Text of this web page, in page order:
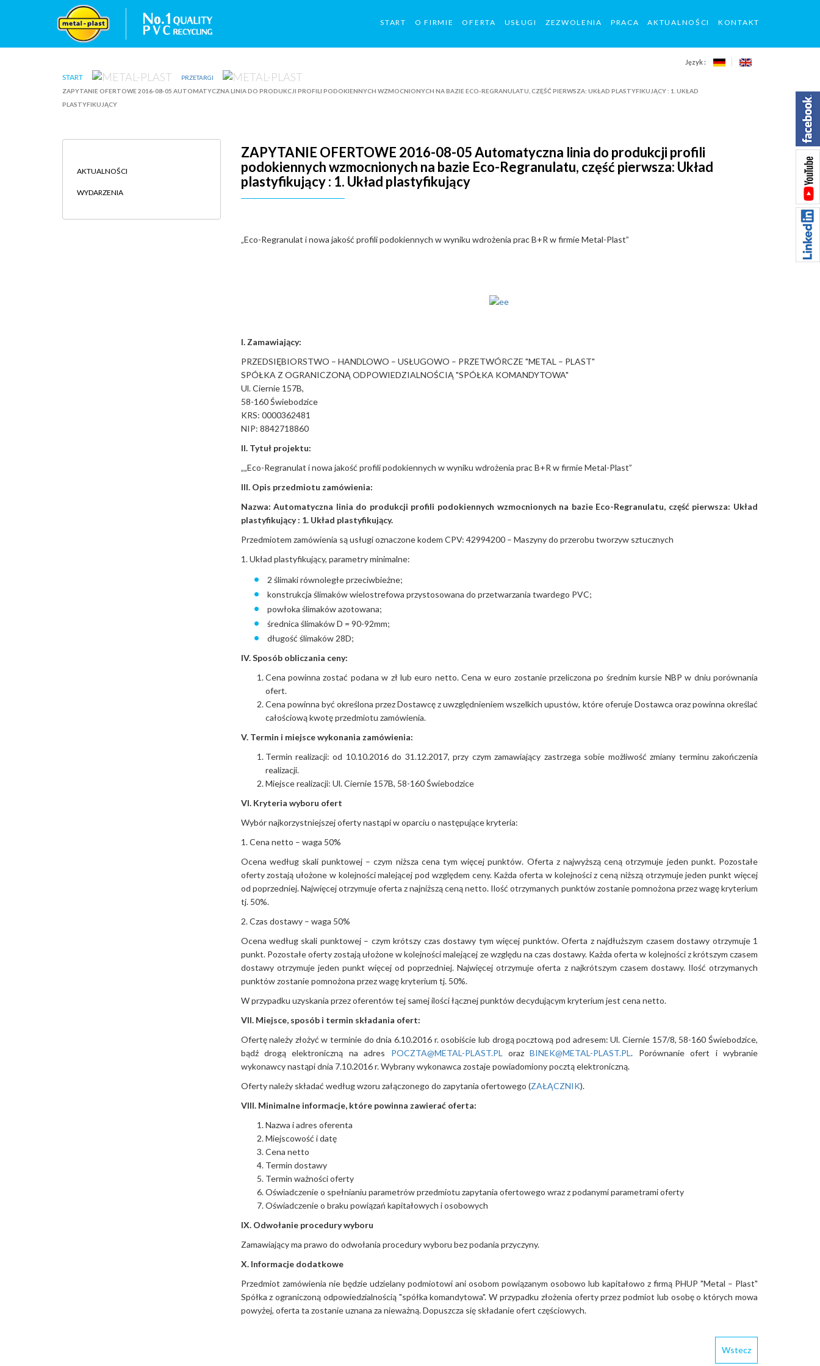
START O FIRMIE OFERTA USŁUGI ZEZWOLENIA PRACA AKTUALNOŚCI KONTAKT
Język :
START
PRZETARGI
ZAPYTANIE OFERTOWE 2016-08-05 AUTOMATYCZNA LINIA DO PRODUKCJI PROFILI PODOKIENNYCH WZMOCNIONYCH NA BAZIE ECO-REGRANULATU, CZĘŚĆ PIERWSZA: UKŁAD PLASTYFIKUJĄCY : 1. UKŁAD
PLASTYFIKUJĄCY
AKTUALNOŚCI
WYDARZENIA
ZAPYTANIE OFERTOWE 2016-08-05 Automatyczna linia do produkcji profili
podokiennych wzmocnionych na bazie Eco-Regranulatu, część pierwsza: Układ
plastyfikujący : 1. Układ plastyfikujący
„Eco-Regranulat i nowa jakość profili podokiennych w wyniku wdrożenia prac B+R w firmie Metal-Plast”
I. Zamawiający:
PRZEDSIĘBIORSTWO – HANDLOWO – USŁUGOWO – PRZETWÓRCZE "METAL – PLAST"
SPÓŁKA Z OGRANICZONĄ ODPOWIEDZIALNOŚCIĄ "SPÓŁKA KOMANDYTOWA"
Ul. Ciernie 157B,
58-160 Świebodzice
KRS: 0000362481
NIP: 8842718860
II. Tytuł projektu:
„„Eco-Regranulat i nowa jakość profili podokiennych w wyniku wdrożenia prac B+R w firmie Metal-Plast”
III. Opis przedmiotu zamówienia:
Nazwa:Automatyczna linia do produkcji profili podokiennych wzmocnionych na bazie Eco-Regranulatu, część pierwsza: Układ
plastyfikujący : 1. Układ plastyfikujący.
Przedmiotem zamówienia są usługi oznaczone kodem CPV: 42994200 – Maszyny do przerobu tworzyw sztucznych
1. Układ plastyfikujący, parametry minimalne:
2 ślimaki równoległe przeciwbieżne;
konstrukcja ślimaków wielostrefowa przystosowana do przetwarzania twardego PVC;
powłoka ślimaków azotowana;
średnica ślimaków D = 90-92mm;
długość ślimaków 28D;
IV. Sposób obliczania ceny:
Cena powinna zostać podana w zł lub euro netto. Cena w euro zostanie przeliczona po średnim kursie NBP w dniu porównania
ofert.
Cena powinna być określona przez Dostawcę z uwzględnieniem wszelkich upustów, które oferuje Dostawca oraz powinna określać
całościową kwotę przedmiotu zamówienia.
V. Termin i miejsce wykonania zamówienia:
Termin realizacji: od 10.10.2016 do 31.12.2017, przy czym zamawiający zastrzega sobie możliwość zmiany terminu zakończenia
realizacji.
Miejsce realizacji: Ul. Ciernie 157B, 58-160 Świebodzice
VI. Kryteria wyboru ofert
Wybór najkorzystniejszej oferty nastąpi w oparciu o następujące kryteria:
1. Cena netto – waga 50%
Ocena według skali punktowej – czym niższa cena tym więcej punktów. Oferta z najwyższą ceną otrzymuje jeden punkt. Pozostałe
oferty zostają ułożone w kolejności malejącej pod względem ceny. Każda oferta w kolejności z ceną niższą otrzymuje jeden punkt więcej
od poprzedniej. Najwięcej otrzymuje oferta z najniższą ceną netto. Ilość otrzymanych punktów zostanie pomnożona przez wagę kryterium
tj. 50%.
2. Czas dostawy – waga 50%
Ocena według skali punktowej – czym krótszy czas dostawy tym więcej punktów. Oferta z najdłuższym czasem dostawy otrzymuje 1
punkt. Pozostałe oferty zostają ułożone w kolejności malejącej ze względu na czas dostawy. Każda oferta w kolejności z krótszym czasem
dostawy otrzymuje jeden punkt więcej od poprzedniej. Najwięcej otrzymuje oferta z najkrótszym czasem dostawy. Ilość otrzymanych
punktów zostanie pomnożona przez wagę kryterium tj. 50%.
W przypadku uzyskania przez oferentów tej samej ilości łącznej punktów decydującym kryterium jest cena netto.
VII. Miejsce, sposób i termin składania ofert:
Ofertę należy złożyć w terminie do dnia 6.10.2016 r. osobiście lub drogą pocztową pod adresem: Ul. Ciernie 157/8, 58-160 Świebodzice,
bądź drogą elektroniczną na adres POCZTA@METAL-PLAST.PL orazBINEK@METAL-PLAST.PL. Porównanie ofert i wybranie
wykonawcy nastąpi dnia 7.10.2016 r. Wybrany wykonawca zostaje powiadomiony pocztą elektroniczną.
Oferty należy składać według wzoru załączonego do zapytania ofertowego (ZAŁĄCZNIK).
VIII. Minimalne informacje, które powinna zawierać oferta:
Nazwa i adres oferenta
Miejscowość i datę
Cena netto
Termin dostawy
Termin ważności oferty
Oświadczenie o spełnianiu parametrów przedmiotu zapytania ofertowego wraz z podanymi parametrami oferty
Oświadczenie o braku powiązań kapitałowych i osobowych
IX. Odwołanie procedury wyboru
Zamawiający ma prawo do odwołania procedury wyboru bez podania przyczyny.
X. Informacje dodatkowe
Przedmiot zamówienia nie będzie udzielany podmiotowi ani osobom powiązanym osobowo lub kapitałowo z firmą PHUP "Metal – Plast"
Spółka z ograniczoną odpowiedzialnością "spółka komandytowa". W przypadku złożenia oferty przez podmiot lub osobę o których mowa
powyżej, oferta ta zostanie uznana za nieważną. Dopuszcza się składanie ofert częściowych.
Wstecz